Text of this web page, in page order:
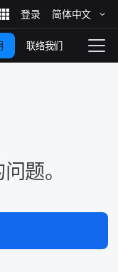
简体​中文
拨
动
联络我们
题。